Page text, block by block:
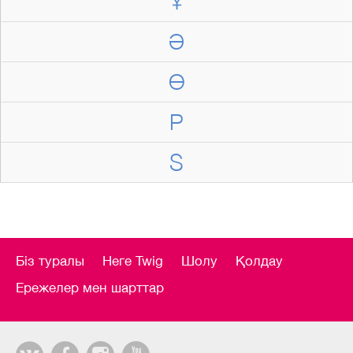
Ә
Ө
P
S
Біз туралы Неге Twig Шолу
Қолдау
Ережелер мен шарттар